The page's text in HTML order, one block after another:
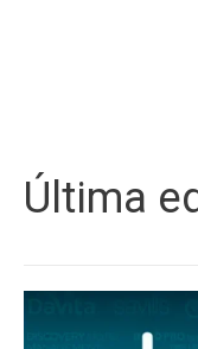
Última